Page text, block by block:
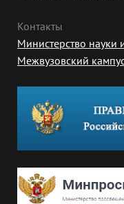
Контакты
Министерство науки
Межвузовский